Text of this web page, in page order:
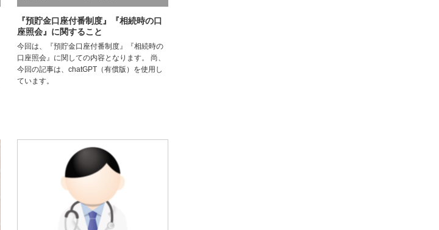
『預貯金口座付番制度』『相続時の口
座照会』に関すること
今回は、『預貯金口座付番制度』『相続時の
口座照会』に関しての内容となります。 尚、
今回の記事は、chatGPT（有償版）を使用し
ています。